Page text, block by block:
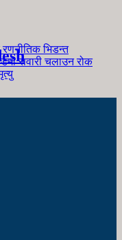
भिडन्त
सवारी चलाउन रोक